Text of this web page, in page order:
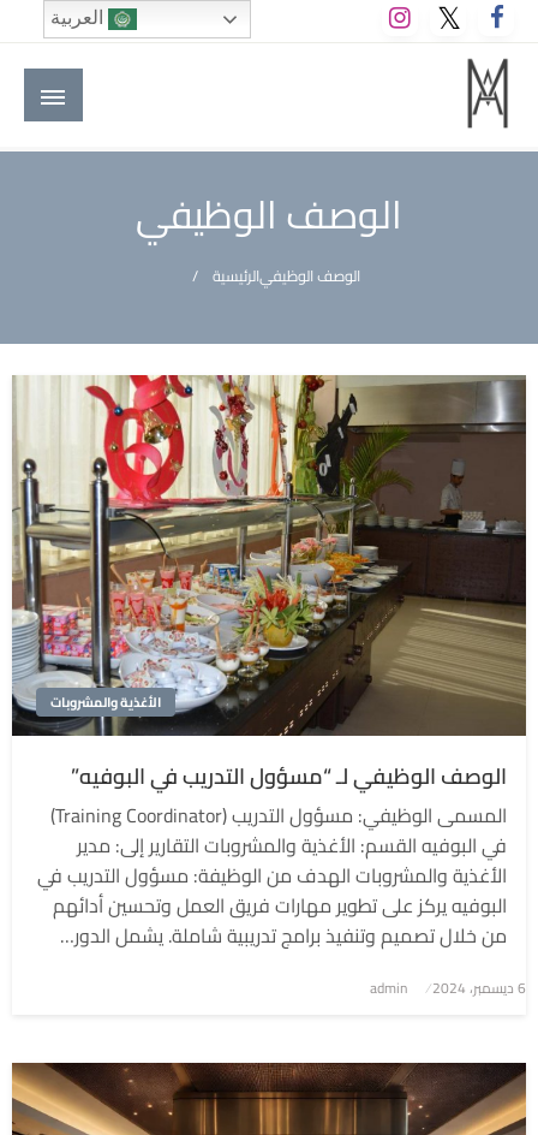
التخطي
إلى
المحتوى
M A hotels | إم ايه هوتيلز
الموقع الأول للعاملين في الفنادق في العالم العربي
الوصف الوظيفي
الرئيسيةالوصف الوظيفي
الأغذية والمشروبات
الوصف الوظيفي لـ “مسؤول التدريب في البوفيه”
المسمى الوظيفي: مسؤول التدريب (Training Coordinator)
في البوفيه القسم: الأغذية والمشروبات التقارير إلى: مدير
الأغذية والمشروبات الهدف من الوظيفة: مسؤول التدريب في
البوفيه يركز على تطوير مهارات فريق العمل وتحسين أدائهم
من خلال تصميم وتنفيذ برامج تدريبية شاملة. يشمل الدور…
نُشر
6 ديسمبر، 2024 admin
العربية